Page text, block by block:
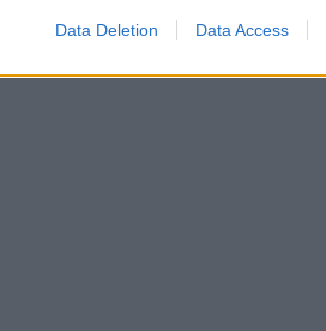
Data Deletion Data Access